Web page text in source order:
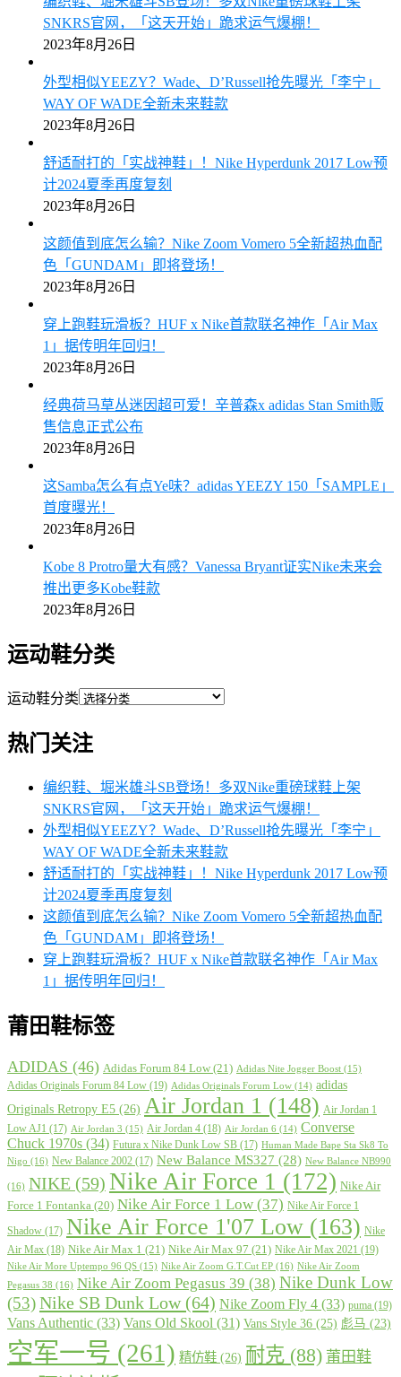
SNKRS官网，「这天开始」跪求运气爆棚！
2023年8月26日
外型相似YEEZY？Wade、D’Russell抢先曝光「李宁」
WAY OF WADE全新未来鞋款
2023年8月26日
舒适耐打的「实战神鞋」！Nike Hyperdunk 2017 Low预
计2024夏季再度复刻
2023年8月26日
这颜值到底怎么输？Nike Zoom Vomero 5全新超热血配
色「GUNDAM」即将登场！
2023年8月26日
穿上跑鞋玩滑板？HUF x Nike首款联名神作「Air Max
1」据传明年回归！
2023年8月26日
经典荷马草丛迷因超可爱！辛普森x adidas Stan Smith贩
售信息正式公布
2023年8月26日
这Samba怎么有点Ye味？adidas YEEZY 150「SAMPLE」
首度曝光！
2023年8月26日
Kobe 8 Protro量大有感？Vanessa Bryant证实Nike未来会
推出更多Kobe鞋款
2023年8月26日
运动鞋分类
运动鞋分类
热门关注
编织鞋、堀米雄斗SB登场！多双Nike重磅球鞋上架
SNKRS官网，「这天开始」跪求运气爆棚！
外型相似YEEZY？Wade、D’Russell抢先曝光「李宁」
WAY OF WADE全新未来鞋款
舒适耐打的「实战神鞋」！Nike Hyperdunk 2017 Low预
计2024夏季再度复刻
这颜值到底怎么输？Nike Zoom Vomero 5全新超热血配
色「GUNDAM」即将登场！
穿上跑鞋玩滑板？HUF x Nike首款联名神作「Air Max
1」据传明年回归！
莆田鞋标签
ADIDAS (46) Adidas Forum 84 Low (21) Adidas Nite Jogger Boost (15)
Adidas Originals Forum 84 Low (19) Adidas Originals Forum Low (14) adidas
Originals Retropy E5 (26) Air Jordan 1 (148) Air Jordan 1
Low AJ1 (17) Air Jordan 3 (15) Air Jordan 4 (18) Air Jordan 6 (14) Converse
Chuck 1970s (34) Futura x Nike Dunk Low SB (17) Human Made Bape Sta Sk8 To
Nigo (16) New Balance 2002 (17) New Balance MS327 (28) New Balance NB990
(16) NIKE (59) Nike Air Force 1 (172) Nike Air
Force 1 Fontanka (20) Nike Air Force 1 Low (37) Nike Air Force 1
Shadow (17) Nike Air Force 1'07 Low (163) Nike
Air Max (18) Nike Air Max 1 (21) Nike Air Max 97 (21) Nike Air Max 2021 (19)
Nike Air More Uptempo 96 QS (15) Nike Air Zoom G.T.Cut EP (16) Nike Air Zoom
Pegasus 38 (16) Nike Air Zoom Pegasus 39 (38) Nike Dunk Low
(53)Nike SB Dunk Low(64) Nike Zoom Fly 4 (33) puma (19)
Vans Authentic (33) Vans Old Skool (31) Vans Style 36 (25) 彪马 (23)
空军一号 (261) 精仿鞋 (26) 耐克 (88) 莆田鞋